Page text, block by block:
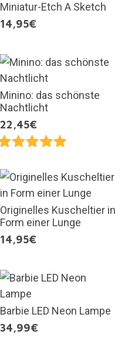
Miniatur-Etch A Sketch
14,95€
Minino: das schönste
Nachtlicht
22,45€
Originelles Kuscheltier in
Form einer Lunge
14,95€
Barbie LED Neon Lampe
34,99€